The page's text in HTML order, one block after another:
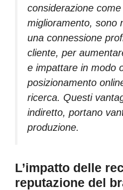
considerazione
miglioramento, sono
una connessione
cliente, per
e impattare in modo
posizionamento
ricerca. Questi
indiretto, portano
produzione.
L’impatto delle
reputazione del